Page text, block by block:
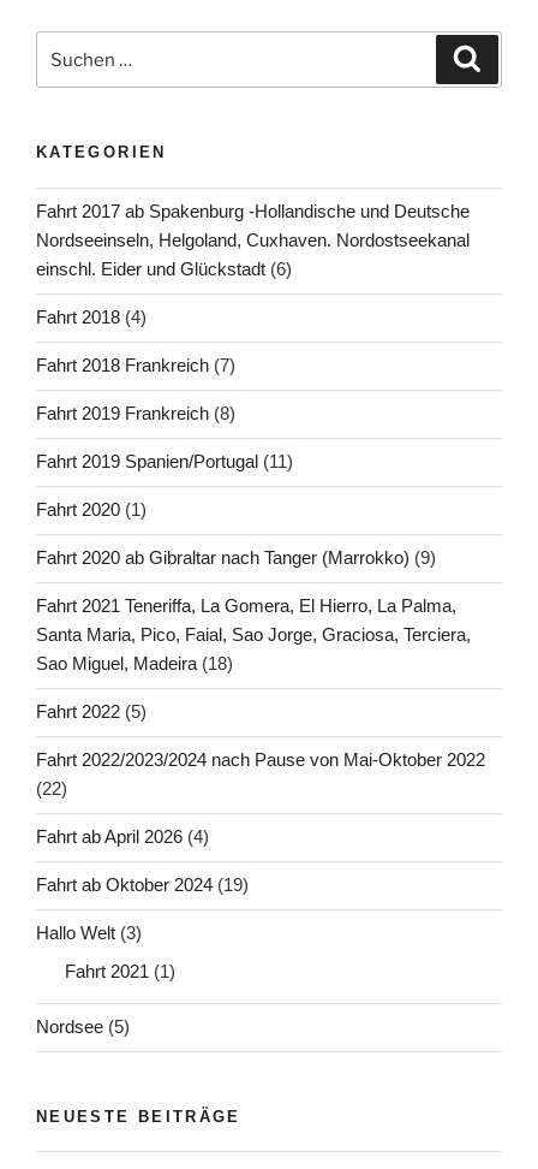
nach:
KATEGORIEN
Fahrt 2017 ab Spakenburg -Hollandische und Deutsche
Nordseeinseln, Helgoland, Cuxhaven. Nordostseekanal
einschl. Eider und Glückstadt (6)
Fahrt 2018 (4)
Fahrt 2018 Frankreich (7)
Fahrt 2019 Frankreich (8)
Fahrt 2019 Spanien/Portugal (11)
Fahrt 2020 (1)
Fahrt 2020 ab Gibraltar nach Tanger (Marrokko) (9)
Fahrt 2021 Teneriffa, La Gomera, El Hierro, La Palma,
Santa Maria, Pico, Faial, Sao Jorge, Graciosa, Terciera,
Sao Miguel, Madeira (18)
Fahrt 2022 (5)
Fahrt 2022/2023/2024 nach Pause von Mai-Oktober 2022
(22)
Fahrt ab April 2026 (4)
Fahrt ab Oktober 2024 (19)
Hallo Welt (3)
Fahrt 2021 (1)
Nordsee (5)
NEUESTE BEITRÄGE